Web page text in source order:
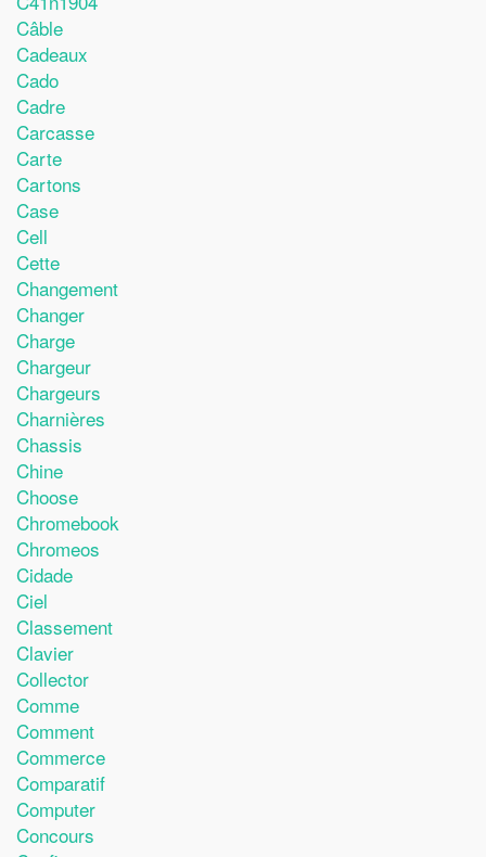
Câble
Cadeaux
Cado
Cadre
Carcasse
Carte
Cartons
Case
Cell
Cette
Changement
Changer
Charge
Chargeur
Chargeurs
Charnières
Chassis
Chine
Choose
Chromebook
Chromeos
Cidade
Ciel
Classement
Clavier
Collector
Comme
Comment
Commerce
Comparatif
Computer
Concours